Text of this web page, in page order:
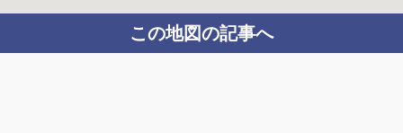
この地図の記事へ